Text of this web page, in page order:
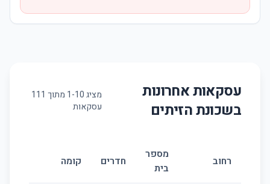
עסקאות אחרונות
בשכונתהזיתים
מציג 1-10 מתוך 111
עסקאות
רחוב
מספר
בית
חדרים קומה